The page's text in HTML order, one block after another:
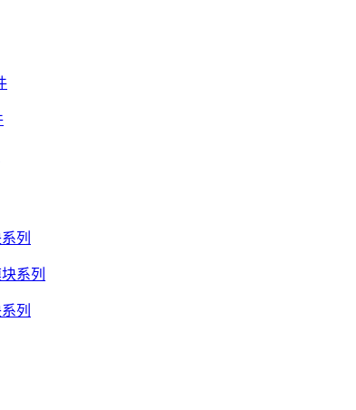
列
系列
列